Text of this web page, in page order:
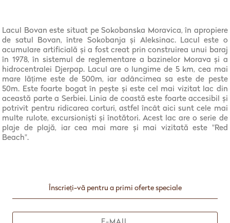
Lacul Bovan este situat pe Sokobanska Moravica, în apropiere
de satul Bovan, între Sokobanja și Aleksinac. Lacul este o
acumulare artificială și a fost creat prin construirea unui baraj
în 1978, în sistemul de reglementare a bazinelor Morava și a
hidrocentralei Djerpap. Lacul are o lungime de 5 km, cea mai
mare lățime este de 500m, iar adâncimea sa este de peste
50m. Este foarte bogat în pește și este cel mai vizitat lac din
această parte a Serbiei. Linia de coastă este foarte accesibil și
potrivit pentru ridicarea corturi, astfel încât aici sunt cele mai
multe rulote, excursioniști și înotători. Acest lac are o serie de
plaje de plajă, iar cea mai mare și mai vizitată este "Red
Beach".
Înscrieți-vă pentru a primi oferte speciale